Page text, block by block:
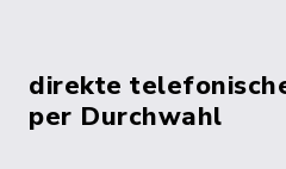
direkte
per Durchwahl